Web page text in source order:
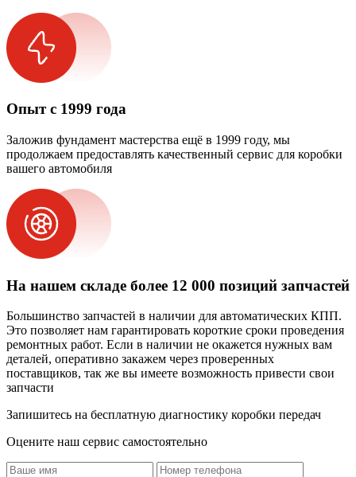
Опыт с 1999 года
Заложив фундамент мастерства ещё в 1999 году, мы
продолжаем предоставлять качественный сервис для коробки
вашего автомобиля
На нашем складе более 12 000 позиций запчастей
Большинство запчастей в наличии для автоматических КПП.
Это позволяет нам гарантировать короткие сроки проведения
ремонтных работ. Если в наличии не окажется нужных вам
деталей, оперативно закажем через проверенных
поставщиков, так же вы имеете возможность привести свои
запчасти
Запишитесь на бесплатную диагностику коробки передач
Оцените наш сервис самостоятельно